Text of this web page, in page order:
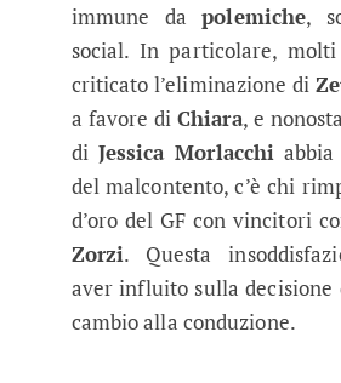
immune dapolemiche,
social. In particolare,
criticato l’eliminazione di
a favore diChiara, e
di Jessica Morlacchi
del malcontento, c’è chi
d’oro del GF con vincitori
Zorzi. Questa
aver influito sulla
cambio alla conduzione.